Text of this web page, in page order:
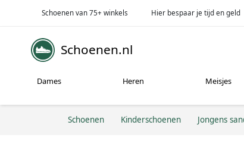
Schoenen van 75+ winkels Hier bespaar je tijd en geld
Schoenen.nl
Dames Heren Meisjes
Schoenen Kinderschoenen Jongens